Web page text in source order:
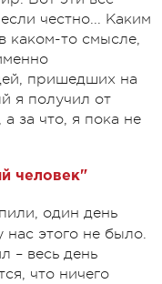
честно... Каким
каком-то смысле,
пришедших на
я получил от
за что, я пока не
человек"
один день
этого не было.
– весь день
что ничего